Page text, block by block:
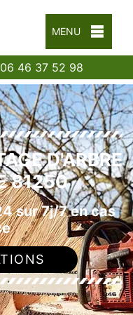
MENU
06 46 37 52 98
D'ARBRE
81250
sur 7j/7 en cas